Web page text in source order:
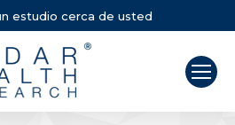
estudio cerca de usted